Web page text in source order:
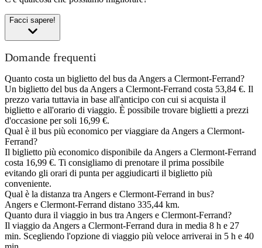
Facci sapere!
Domande frequenti
Quanto costa un biglietto del bus da Angers a Clermont-Ferrand?
Un biglietto del bus da Angers a Clermont-Ferrand costa 53,84 €. Il
prezzo varia tuttavia in base all'anticipo con cui si acquista il
biglietto e all'orario di viaggio. È possibile trovare biglietti a prezzi
d'occasione per soli 16,99 €.
Qual è il bus più economico per viaggiare da Angers a Clermont-
Ferrand?
Il biglietto più economico disponibile da Angers a Clermont-Ferrand
costa 16,99 €. Ti consigliamo di prenotare il prima possibile
evitando gli orari di punta per aggiudicarti il biglietto più
conveniente.
Qual è la distanza tra Angers e Clermont-Ferrand in bus?
Angers e Clermont-Ferrand distano 335,44 km.
Quanto dura il viaggio in bus tra Angers e Clermont-Ferrand?
Il viaggio da Angers a Clermont-Ferrand dura in media 8 h e 27
min. Scegliendo l'opzione di viaggio più veloce arriverai in 5 h e 40